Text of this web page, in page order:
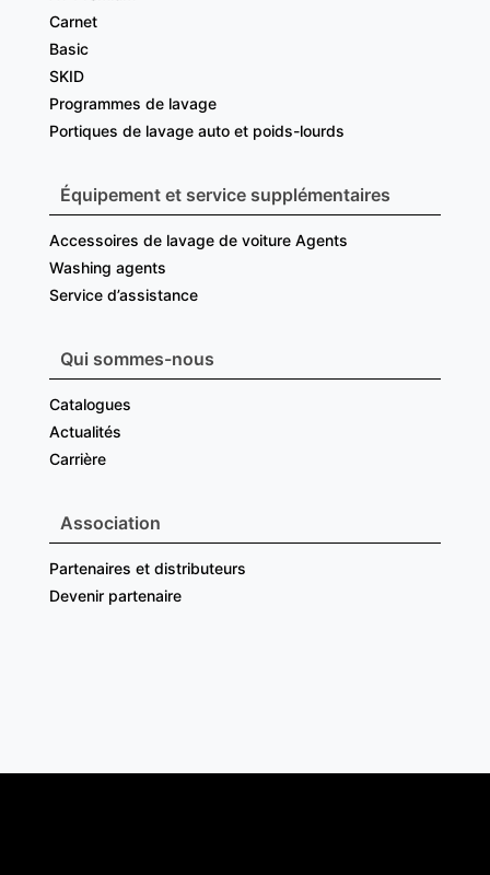
Carnet
Basic
SKID
Programmes de lavage
Portiques de lavage auto et poids-lourds
Équipement et service supplémentaires
Accessoires de lavage de voiture Agents
Washing agents
Service d’assistance
Qui sommes-nous
Catalogues
Actualités
Carrière
Association
Partenaires et distributeurs
Devenir partenaire